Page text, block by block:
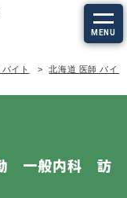
MENU
イト 北海道 医師 バイト
一般内科 訪